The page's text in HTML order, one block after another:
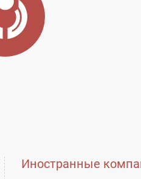
Иностранные